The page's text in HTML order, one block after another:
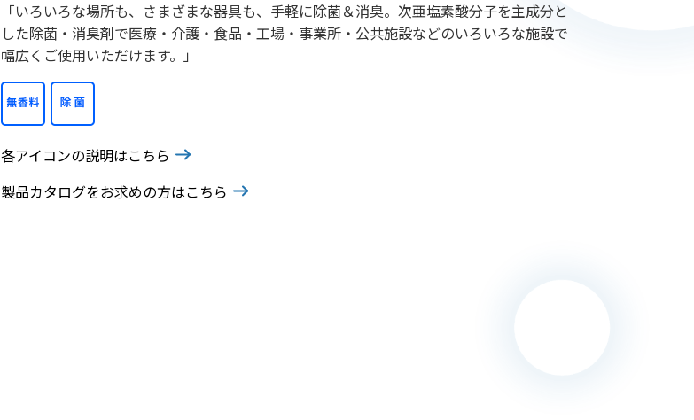
「いろいろな場所も、さまざまな器具も、手軽に除菌＆消臭。次亜塩素酸分子を主成分と
した除菌・消臭剤で医療・介護・食品・工場・事業所・公共施設などのいろいろな施設で
幅広くご使用いただけます。」
各アイコンの説明はこちら
製品カタログをお求めの方はこちら